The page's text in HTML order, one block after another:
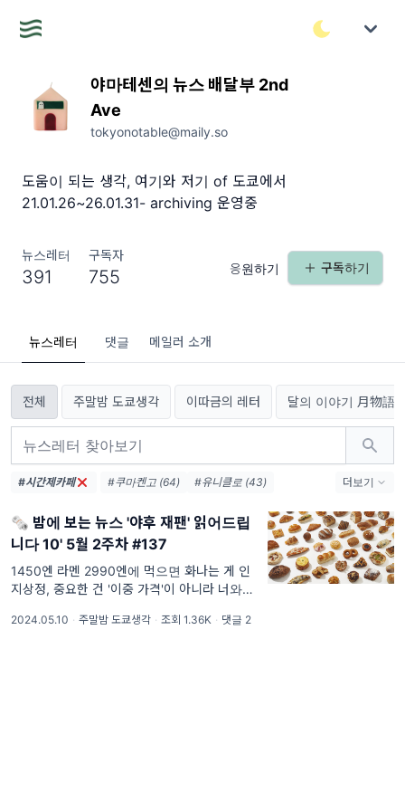
야마테센의 뉴스 배달부 2nd
Ave
tokyonotable@maily.so
도움이 되는 생각, 여기와 저기 of 도쿄에서
21.01.26~26.01.31- archiving 운영중
뉴스레터
391
구독자
755 응원하기 구독하기
뉴스레터 댓글 메일러 소개
전체 주말밤 도쿄생각 이따금의 레터 달의 이야기 月物語
#시간제카페 #쿠마켄고 (64)
#유니클로 (43)
#도쿄 (33)
#시부야 (32)
#스타벅스 (28)
#츠타야 (23)
#센토 (22)
#백화점 (21)
#무라카미하루키 (21)
#사카모토류이치 (21)
#패밀리마트 (21)
더보기
🗞️ 밤에 보는 뉴스 '야후 재팬' 읽어드립
니다 10' 5월 2주차 #137
1450엔 라멘 2990엔에 먹으면 화나는 게 인
지상정, 중요한 건 '이중 가격'이 아니라 너와
에요. '잠재 능력은 지금 너의 안에 ' 봄은 이미
2024.05.10 · 주말밤 도쿄생각 · 조회 1.36K · 댓글 2